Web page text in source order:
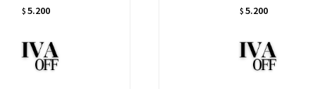
$ 5.200 $ 5.200